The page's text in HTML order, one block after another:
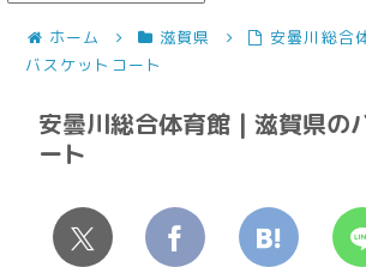
ホーム 滋賀県
安曇川総合
バスケットコート
安曇川総合体育館 | 滋賀県の
ート